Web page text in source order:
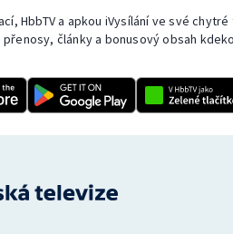
HbbTV a apkou iVysílání ve své
články a bonusový obsah